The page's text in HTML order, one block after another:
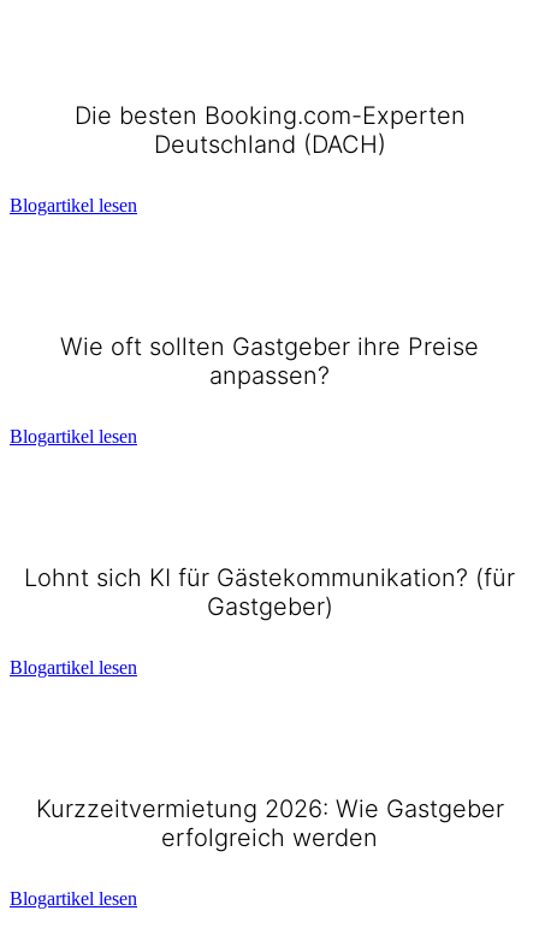
Die besten Booking.com-Experten
Deutschland (DACH)
Blogartikel lesen
Wie oft sollten Gastgeber ihre Preise
anpassen?
Blogartikel lesen
Lohnt sich KI für Gästekommunikation? (für
Gastgeber)
Blogartikel lesen
Kurzzeitvermietung 2026: Wie Gastgeber
erfolgreich werden
Blogartikel lesen